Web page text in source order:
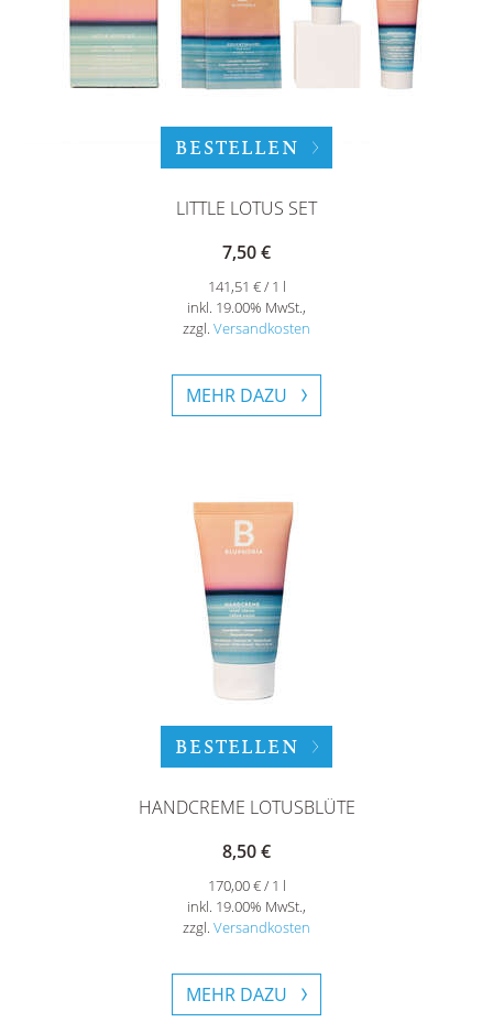
BESTELLEN
LITTLE LOTUS SET
7,50 €
141,51 € / 1 l
inkl. 19.00% MwSt.,
zzgl. Versandkosten
MEHR DAZU
BESTELLEN
HANDCREME LOTUSBLÜTE
8,50 €
170,00 € / 1 l
inkl. 19.00% MwSt.,
zzgl. Versandkosten
MEHR DAZU